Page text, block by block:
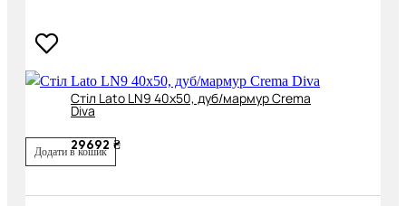
Cтіл Lato LN9 40х50, дуб/мармур Crema
Diva
29692 ₴
Додати в кошик